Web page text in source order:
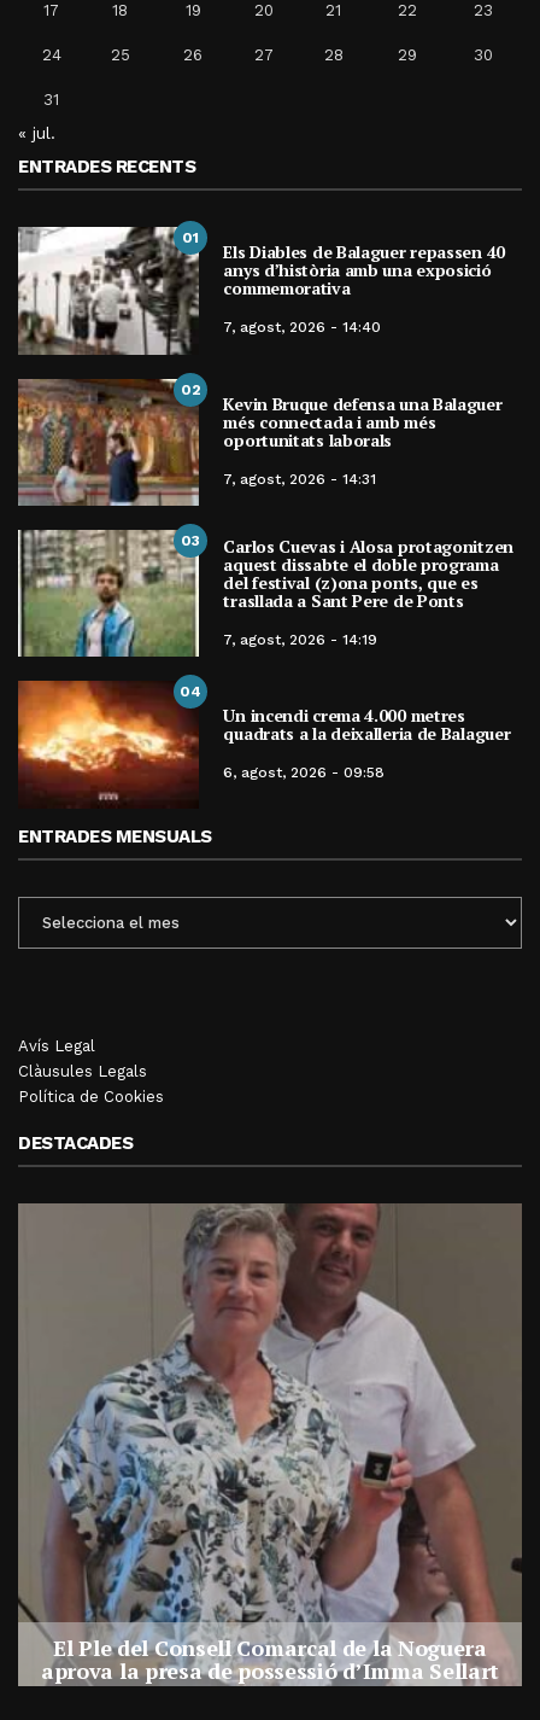
17 18 19 20 21 22 23
24 25 26 27 28 29 30
31
« jul.
ENTRADES RECENTS
01
Els Diables de Balaguer repassen 40
anys d’història amb una exposició
commemorativa
7, agost, 2026 - 14:40
02
Kevin Bruque defensa una Balaguer
més connectada i amb més
oportunitats laborals
7, agost, 2026 - 14:31
03 Carlos Cuevas i Alosa protagonitzen
aquest dissabte el doble programa
del festival (z)ona ponts, que es
trasllada a Sant Pere de Ponts
7, agost, 2026 - 14:19
04
Un incendi crema 4.000 metres
quadrats a la deixalleria de Balaguer
6, agost, 2026 - 09:58
ENTRADES MENSUALS
MENSUALS
Avís Legal
Clàusules Legals
Política de Cookies
DESTACADES
de la Noguera
d’Imma Sellart
comarcal
Balaguer busca limitar els
comercials